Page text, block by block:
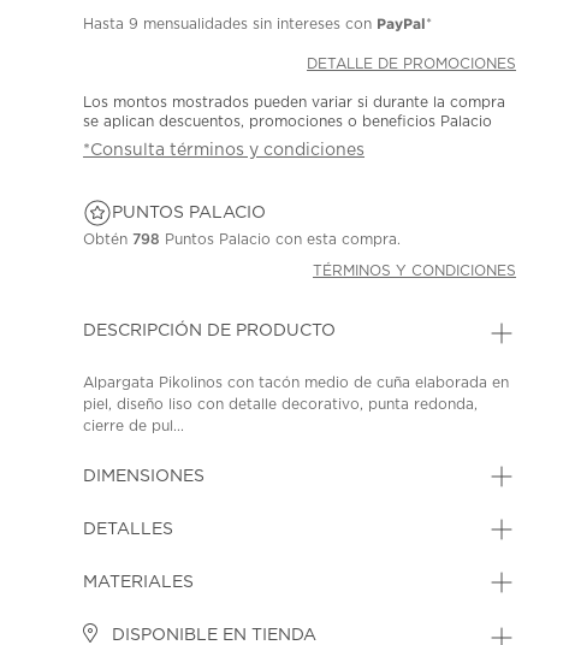
Hasta9 mensualidades sin intereses con PayPal*
DETALLE DE PROMOCIONES
Los montos mostrados pueden variar si durante la compra
se aplican descuentos, promociones o beneficios Palacio
*Consulta términos y condiciones
PUNTOS PALACIO
Obtén798 Puntos Palacio con esta compra.
TÉRMINOS Y CONDICIONES
DESCRIPCIÓN DE PRODUCTO
Alpargata Pikolinos con tacón medio de cuña elaborada en
piel, diseño liso con detalle decorativo, punta redonda,
cierre de pul...
DIMENSIONES
DETALLES
MATERIALES
DISPONIBLE EN TIENDA